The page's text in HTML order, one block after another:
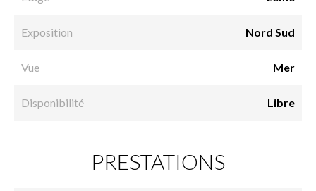
Exposition Nord Sud
Vue Mer
Disponibilité Libre
PRESTATIONS